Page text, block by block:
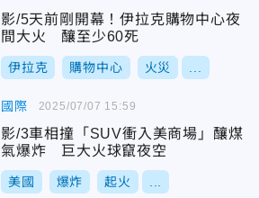
影/5天前剛開幕！伊拉克購物中心夜
間大火 釀至少60死
伊拉克 購物中心 火災
國際
影/3車相撞「SUV衝入美商場」釀煤
氣爆炸 巨大火球竄夜空
美國 爆炸 起火
2025/07/07 15:59